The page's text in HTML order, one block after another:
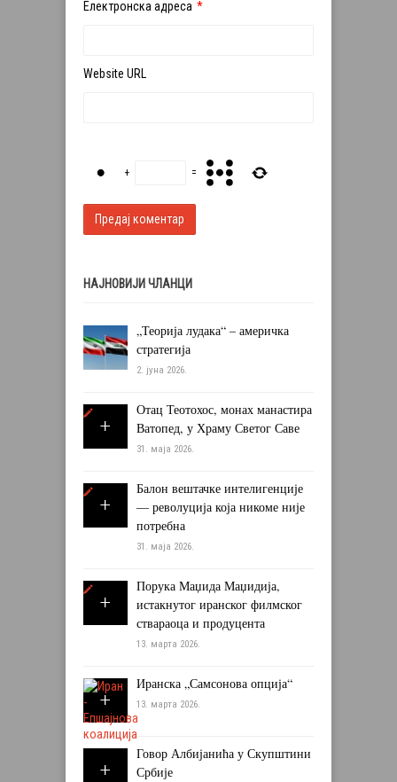
Електронска адреса *
Website URL
+ =
НАЈНОВИЈИ ЧЛАНЦИ
„Теорија лудака“ – америчка
стратегија
2. јуна 2026.
Отац Теотохос, монах манастира
Ватопед, у Храму Светог Саве
31. маја 2026.
Балон вештачке интелигенције
— револуција која никоме није
потребна
31. маја 2026.
Порука Маџида Маџидија,
истакнутог иранског филмског
ствараоца и продуцента
13. марта 2026.
Иранска „Самсонова опција“
13. марта 2026.
Говор Албијанића у Скупштини
Србије